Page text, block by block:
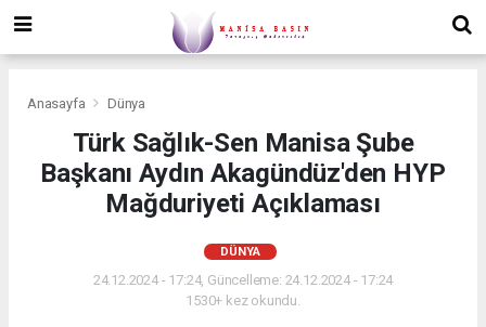
Anasayfa Dünya
Türk Sağlık-Sen Manisa Şube
Başkanı Aydın Akagündüz'den HYP
Mağduriyeti Açıklaması
DÜNYA
24.12.2024 - 17:24, Güncelleme: 24.12.2024 - 17:24
1530+ kez okundu.